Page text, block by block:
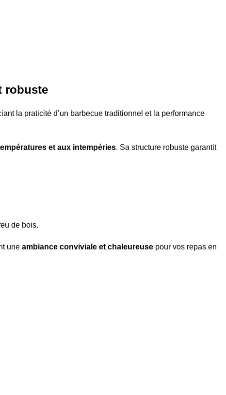
robuste
la praticité d’un barbecue traditionnel et la performance
et aux intempéries. Sa structure robuste garantit
de bois.
une ambiance conviviale et chaleureuse pour vos repas en